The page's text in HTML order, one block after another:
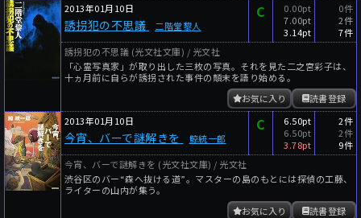
2013年01月10日
誘拐犯の不思議 二階堂黎人
C
0.00pt
7.00pt
3.14pt
0件
2件
7件
誘拐犯の不思議 (光文社文庫) / 光文社
「心霊写真家」が取り出した三枚の写真。それを見た二之宮彩子は、
十ヵ月前に自らが誘拐された事件の顛末を語り始める。
読書登録
お気に入り
2013年01月10日
今宵、バーで謎解きを 鯨統一郎
C
6.50pt
6.50pt
3.78pt
2件
2件
9件
今宵、バーで謎解きを (光文社文庫) / 光文社
渋谷区のバー“森へ抜ける道”。マスターの島のもとには探偵の工藤、
ライターの山内が集う。
読書登録
お気に入り